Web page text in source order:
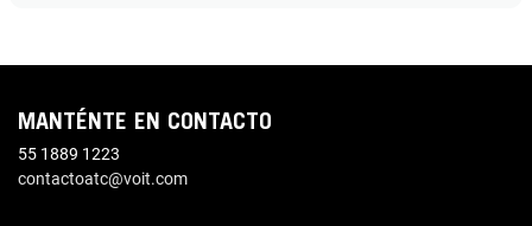
MANTÉNTE EN CONTACTO
55 1889 1223
contactoatc@voit.com